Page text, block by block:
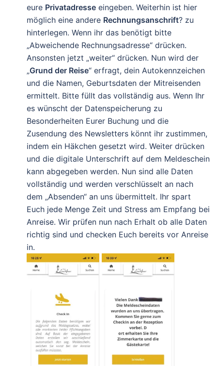
eure Privatadresse eingeben. Weiterhin ist hier
möglich eine andere Rechnungsanschrift? zu
hinterlegen. Wenn ihr das benötigt bitte
„Abweichende Rechnungsadresse“ drücken.
Ansonsten jetzt „weiter“ drücken. Nun wird der
„Grund der Reise“ erfragt, dein Autokennzeichen
und die Namen, Geburtsdaten der Mitreisenden
ermittelt. Bitte füllt das vollständig aus. Wenn Ihr
es wünscht der Datenspeicherung zu
Besonderheiten Eurer Buchung und die
Zusendung des Newsletters könnt ihr zustimmen,
indem ein Häkchen gesetzt wird. Weiter drücken
und die digitale Unterschrift auf dem Meldeschein
kann abgegeben werden. Nun sind alle Daten
vollständig und werden verschlüsselt an nach
dem „Absenden“ an uns übermittelt. Ihr spart
Euch jede Menge Zeit und Stress am Empfang bei
Anreise. Wir prüfen nun nach Erhalt ob alle Daten
richtig sind und checken Euch bereits vor Anreise
in.